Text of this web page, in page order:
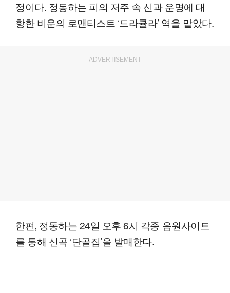
정이다. 정동하는 피의 저주 속 신과 운명에 대
항한 비운의 로맨티스트 ‘드라큘라’ 역을 맡았다.
ADVERTISEMENT
한편, 정동하는 24일 오후 6시 각종 음원사이트
를 통해 신곡 ‘단골집’을 발매한다.